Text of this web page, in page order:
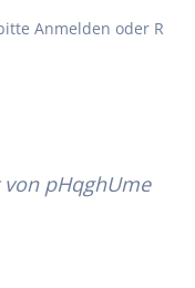
Anmelden oder R
von pHqghUme